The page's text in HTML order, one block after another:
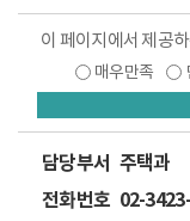
이 페이지에서 제공
매우만족
담당부서 주택과
전화번호 02-